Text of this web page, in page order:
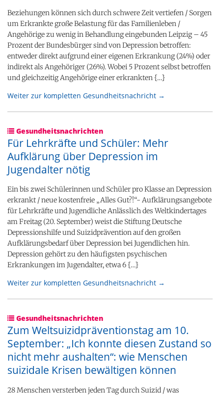
Beziehungen können sich durch schwere Zeit vertiefen / Sorgen
um Erkrankte große Belastung für das Familienleben /
Angehörige zu wenig in Behandlung eingebunden Leipzig – 45
Prozent der Bundesbürger sind von Depression betroffen:
entweder direkt aufgrund einer eigenen Erkrankung (24%) oder
indirekt als Angehöriger (26%). Wobei 5 Prozent selbst betroffen
und gleichzeitig Angehörige einer erkrankten {…}
Weiter zur kompletten Gesundheitsnachricht →
Gesundheitsnachrichten
Für Lehrkräfte und Schüler: Mehr
Aufklärung über Depression im
Jugendalter nötig
Ein bis zwei Schülerinnen und Schüler pro Klasse an Depression
erkrankt / neue kostenfreie „Alles Gut?!“- Aufklärungsangebote
für Lehrkräfte und Jugendliche Anlässlich des Weltkindertages
am Freitag (20. September) weist die Stiftung Deutsche
Depressionshilfe und Suizidprävention auf den großen
Aufklärungsbedarf über Depression bei Jugendlichen hin.
Depression gehört zu den häufigsten psychischen
Erkrankungen im Jugendalter, etwa 6 {…}
Weiter zur kompletten Gesundheitsnachricht →
Gesundheitsnachrichten
Zum Weltsuizidpräventionstag am 10.
September: „Ich konnte diesen Zustand so
nicht mehr aushalten“: wie Menschen
suizidale Krisen bewältigen können
28 Menschen versterben jeden Tag durch Suizid / was